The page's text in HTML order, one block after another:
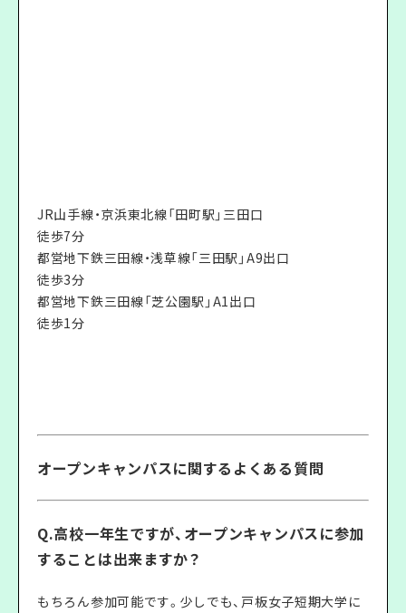
JR山手線・京浜東北線「田町駅」三田口
徒歩7分
都営地下鉄三田線・浅草線「三田駅」A9出口
徒歩3分
都営地下鉄三田線「芝公園駅」A1出口
徒歩1分
オープンキャンパスに関するよくある質問
Q.高校一年生ですが、オープンキャンパスに参加
することは出来ますか？
もちろん参加可能です。少しでも、戸板女子短期大学に